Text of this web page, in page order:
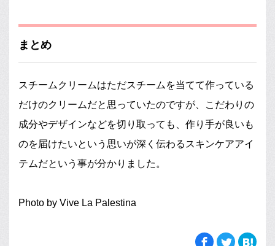
まとめ
スチームクリームはただスチームを当てて作っている
だけのクリームだと思っていたのですが、こだわりの
成分やデザインなどを切り取っても、作り手が良いも
のを届けたいという思いが深く伝わるスキンケアアイ
テムだという事が分かりました。
Photo by Vive La Palestina